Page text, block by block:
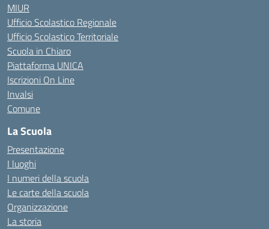
MIUR
Ufficio Scolastico Regionale
Ufficio Scolastico Territoriale
Scuola in Chiaro
Piattaforma UNICA
Iscrizioni On Line
Invalsi
Comune
La Scuola
Presentazione
I luoghi
I numeri della scuola
Le carte della scuola
Organizzazione
La storia